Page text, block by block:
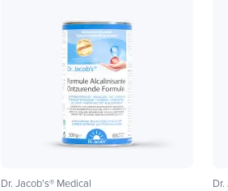
Dr. Jacob's® Medical